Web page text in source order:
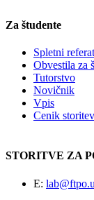
Za študente
Spletni referat
Obvestila za
Tutorstvo
Novičnik
Vpis
Cenik storitev
STORITVE ZA
E: